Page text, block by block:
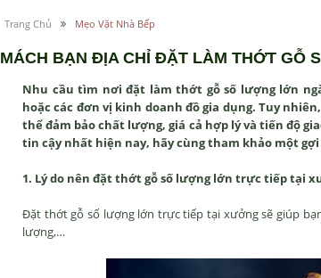
Trang Chủ Mẹo Vặt Nhà Bếp
MÁCH BẠN ĐỊA CHỈ ĐẶT LÀM THỚT GỖ
Nhu cầu tìm nơi đặt làm thớt gỗ số lượng lớn
hoặc các đơn vị kinh doanh đồ gia dụng. Tuy
thể đảm bảo chất lượng, giá cả hợp lý và tiến độ
tin cậy nhất hiện nay, hãy cùng tham khảo một
1. Lý do nên đặt thớt gỗ số lượng lớn trực tiếp tại
Đặt thớt gỗ số lượng lớn trực tiếp tại xưởng sẽ giúp
lượng,…